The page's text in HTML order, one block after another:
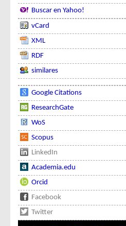
Buscar en Yahoo!
vCard
XML
RDF
similares
Google Citations
ResearchGate
WoS
Scopus
LinkedIn
Academia.edu
Orcid
Facebook
Twitter